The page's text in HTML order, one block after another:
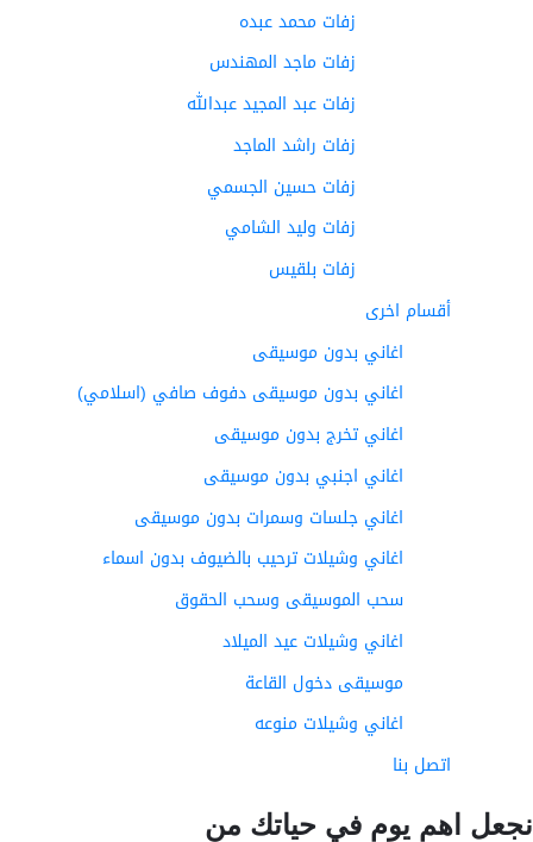
زفات محمد عبده
زفات ماجد المهندس
زفات عبد المجيد عبدالله
زفات راشد الماجد
زفات حسين الجسمي
زفات وليد الشامي
زفات بلقيس
أقسام اخرى
اغاني بدون موسيقى
اغاني بدون موسيقى دفوف صافي (اسلامي)
اغاني تخرج بدون موسيقى
اغاني اجنبي بدون موسيقى
اغاني جلسات وسمرات بدون موسيقى
اغاني وشيلات ترحيب بالضيوف بدون اسماء
سحب الموسيقى وسحب الحقوق
اغاني وشيلات عيد الميلاد
موسيقى دخول القاعة
اغاني وشيلات منوعه
اتصل بنا
اهم يوم في حياتك من